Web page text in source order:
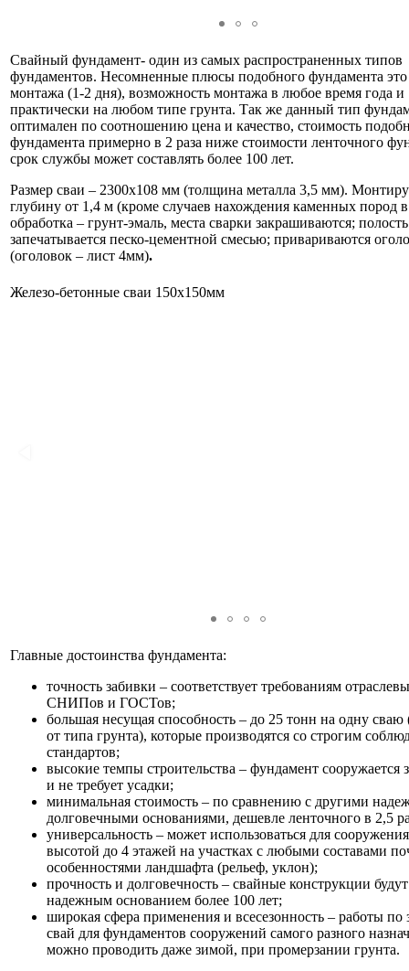
Свайный фундамент- один из самых распространенных типов
фундаментов. Несомненные плюсы подобного фундамента это
монтажа (1-2 дня), возможность монтажа в любое время года и
практически на любом типе грунта. Так же данный тип
оптимален по соотношению цена и качество, стоимость
фундамента примерно в 2 раза ниже стоимости ленточного
срок службы может составлять более 100 лет.
Размер сваи – 2300х108 мм (толщина металла 3,5 мм).
глубину от 1,4 м (кроме случаев нахождения каменных пород
обработка – грунт-эмаль, места сварки закрашиваются;
запечатывается песко-цементной смесью; привариваются
(оголовок – лист 4мм).
Железо-бетонные сваи 150х150мм
Главные достоинства фундамента:
точность забивки – соответствует требованиям
СНИПов и ГОСТов;
большая несущая способность – до 25 тонн на одну сваю
от типа грунта), которые производятся со строгим
стандартов;
высокие темпы строительства – фундамент сооружается
и не требует усадки;
минимальная стоимость – по сравнению с другими
долговечными основаниями, дешевле ленточного в 2,5
универсальность – может использоваться для
высотой до 4 этажей на участках с любыми составами
особенностями ландшафта (рельеф, уклон);
прочность и долговечность – свайные конструкции
надежным основанием более 100 лет;
широкая сфера применения и всесезонность – работы по
свай для фундаментов сооружений самого разного
можно проводить даже зимой, при промерзании грунта.